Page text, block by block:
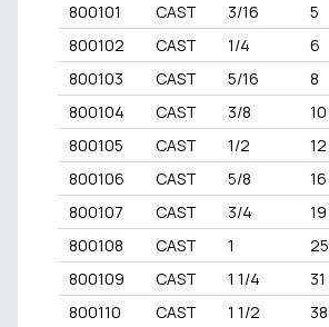
800101 CAST 3/16 5
800102
CAST 1/4 6
800103
CAST 5/16 8
800104
CAST 3/8 10
800105
CAST 1/2 12
800106
CAST 5/8 16
800107
CAST 3/4 19
800108
CAST 1 25
800109
CAST 1 1/4 31
800110
CAST 1 1/2 38